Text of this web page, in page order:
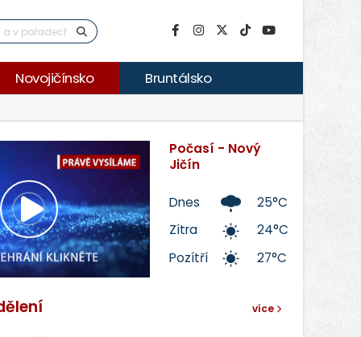
Novojičínsko Bruntálsko
Přehrát
video
Počasí - Nový
Jičín
Dnes
25°C
Zítra
24°C
Pozítří
27°C
více